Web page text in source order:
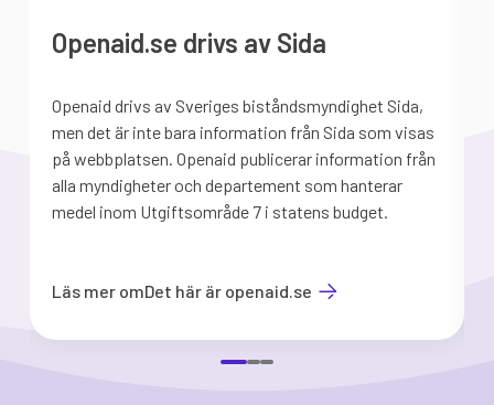
Openaid.se drivs av Sida
Openaid drivs av Sveriges biståndsmyndighet Sida,
men det är inte bara information från Sida som visas
på webbplatsen. Openaid publicerar information från
alla myndigheter och departement som hanterar
medel inom Utgiftsområde 7 i statens budget.
Läs mer omDet här är openaid.se